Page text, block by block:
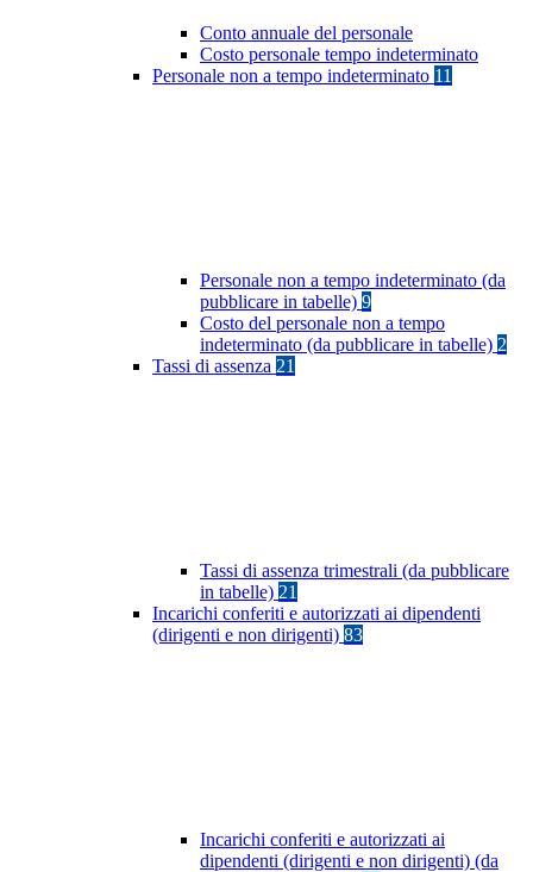
Conto annuale del personale
Costo personale tempo indeterminato
Personale non a tempo indeterminato 11
Personale non a tempo indeterminato (da
pubblicare in tabelle) 9
Costo del personale non a tempo
indeterminato (da pubblicare in tabelle) 2
Tassi di assenza 21
Tassi di assenza trimestrali (da pubblicare
in tabelle) 21
Incarichi conferiti e autorizzati ai dipendenti
(dirigenti e non dirigenti) 83
Incarichi conferiti e autorizzati ai
dipendenti (dirigenti e non dirigenti) (da